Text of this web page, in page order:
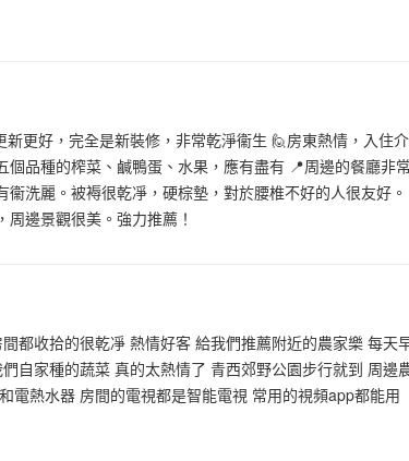
更好，完全是新裝修，非常乾淨衞生 🙋房東熱情，入住
個品種的榨菜、鹹鴨蛋、水果，應有盡有 📍周邊的餐廳
衞洗麗。被褥很乾凈，硬棕墊，對於腰椎不好的人很友好
邊景觀很美。強力推薦！
都收拾的很乾凈 熱情好客 給我們推薦附近的農家樂 每
自家種的蔬菜 真的太熱情了 青西郊野公園步行就到 周
電熱水器 房間的電視都是智能電視 常用的視頻app都能用